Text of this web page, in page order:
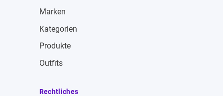
Marken
Kategorien
Produkte
Outfits
Rechtliches